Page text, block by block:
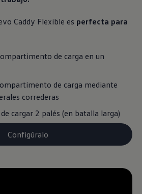
Caddy Flexible es perfecta para
de carga en un
de carga mediante
correderas
cargar 2 palés (en batalla larga)
Configúralo